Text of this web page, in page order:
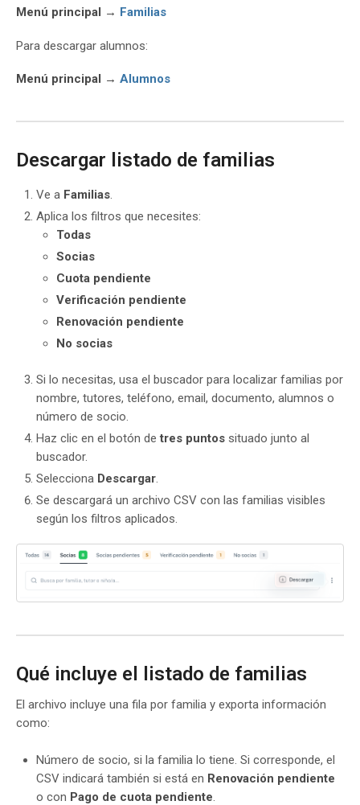
Menú principal → Familias
Para descargar alumnos:
Menú principal → Alumnos
Descargar listado de familias
Ve a Familias.
Aplica los filtros que necesites:
Todas
Socias
Cuota pendiente
Verificación pendiente
Renovación pendiente
No socias
Si lo necesitas, usa el buscador para localizar familias por
nombre, tutores, teléfono, email, documento, alumnos o
número de socio.
Haz clic en el botón detres puntos situado junto al
buscador.
Selecciona Descargar.
Se descargará un archivo CSV con las familias visibles
según los filtros aplicados.
Qué incluye el listado de familias
El archivo incluye una fila por familia y exporta información
como:
Número de socio, si la familia lo tiene. Si corresponde, el
CSV indicará también si está en Renovación pendiente
o con Pago de cuota pendiente.